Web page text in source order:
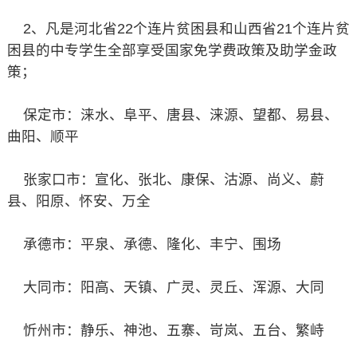
2、凡是河北省22个连片贫困县和山西省21个连片贫
困县的中专学生全部享受国家免学费政策及助学金政
策；
保定市：涞水、阜平、唐县、涞源、望都、易县、
曲阳、顺平
张家口市：宣化、张北、康保、沽源、尚义、蔚
县、阳原、怀安、万全
承德市：平泉、承德、隆化、丰宁、围场
大同市：阳高、天镇、广灵、灵丘、浑源、大同
忻州市：静乐、神池、五寨、岢岚、五台、繁峙